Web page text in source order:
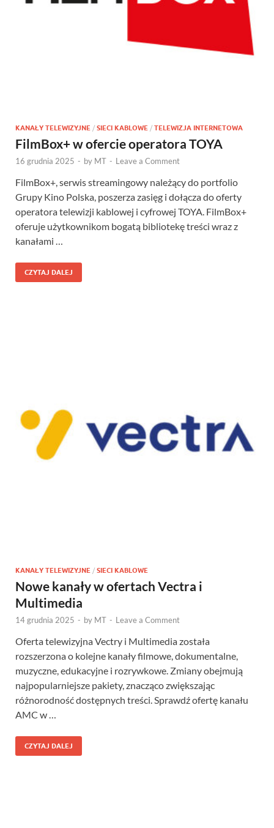
KANAŁY TELEWIZYJNE / SIECI KABLOWE / TELEWIZJA INTERNETOWA
FilmBox+ w ofercie operatora TOYA
16 grudnia 2025 - by MT - Leave a Comment
FilmBox+, serwis streamingowy należący do portfolio
Grupy Kino Polska, poszerza zasięg i dołącza do oferty
operatora telewizji kablowej i cyfrowej TOYA. FilmBox+
oferuje użytkownikom bogatą bibliotekę treści wraz z
kanałami …
CZYTAJ DALEJ
KANAŁY TELEWIZYJNE / SIECI KABLOWE
Nowe kanały w ofertach Vectra i
Multimedia
14 grudnia 2025 - by MT - Leave a Comment
Oferta telewizyjna Vectry i Multimedia została
rozszerzona o kolejne kanały filmowe, dokumentalne,
muzyczne, edukacyjne i rozrywkowe. Zmiany obejmują
najpopularniejsze pakiety, znacząco zwiększając
różnorodność dostępnych treści. Sprawdź ofertę kanału
AMC w …
CZYTAJ DALEJ